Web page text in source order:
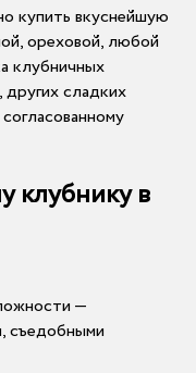
купить вкуснейшую
ореховой, любой
клубничных
сладких
клубнику в
—
съедобными